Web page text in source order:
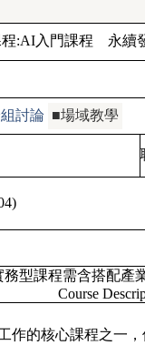
:AI入門課程 永續
討論 ■場域教學
型課程需含搭配產
Course
的核心課程之一